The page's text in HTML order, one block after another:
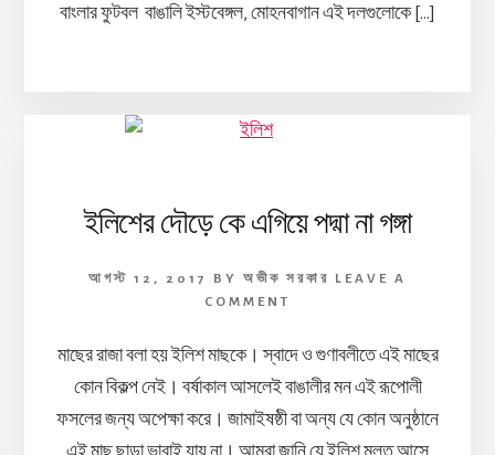
বাংলার ফুটবল বাঙালি ইস্টবেঙ্গল, মোহনবাগান এই দলগুলোকে […]
ইলিশের দৌড়ে কে এগিয়ে পদ্মা না গঙ্গা
আগস্ট 12, 2017 BY অভীক সরকার
LEAVE A
COMMENT
মাছের রাজা বলা হয় ইলিশ মাছকে। স্বাদে ও গুণাবলীতে এই মাছের
কোন বিকল্প নেই। বর্ষাকাল আসলেই বাঙালীর মন এই রূপোলী
ফসলের জন্য অপেক্ষা করে। জামাইষষ্ঠী বা অন্য যে কোন অনুষ্ঠানে